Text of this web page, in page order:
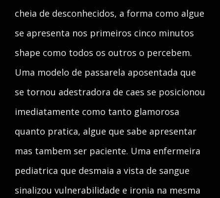
cheia de desconhecidos, a forma como algue
se apresenta nos primeiros cinco minutos
shape como todos os outros o percebem.
Uma modelo de passarela aposentada que
se tornou adestradora de caes se posicionou
imediatamente como tanto glamorosa
quanto pratica, algue que sabe apresentar
mas tambem ser paciente. Uma enfermeira
pediatrica que desmaia a vista de sangue
sinalizou vulnerabilidade e ironia na mesma